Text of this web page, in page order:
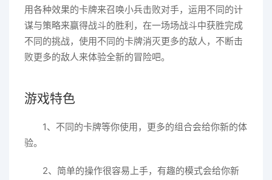
用各种效果的卡牌来召唤小兵击败对手，运用不同的计
谋与策略来赢得战斗的胜利，在一场场战斗中获胜完成
不同的挑战，使用不同的卡牌消灭更多的敌人，不断击
败更多的敌人来体验全新的冒险吧。
游戏特色
1、不同的卡牌等你使用，更多的组合会给你新的体
验。
2、简单的操作很容易上手，有趣的模式会给你新